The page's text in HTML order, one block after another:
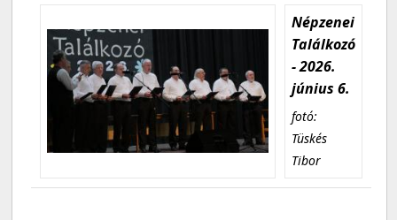
Népzenei
Találkozó
- 2026.
június 6.
fotó:
Tüskés
Tibor